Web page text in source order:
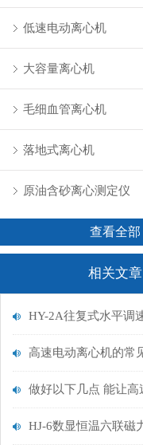
低速电动离心机
大容量离心机
毛细血管离心机
落地式离心机
原油含砂离心测定仪
查看全部
相关文章